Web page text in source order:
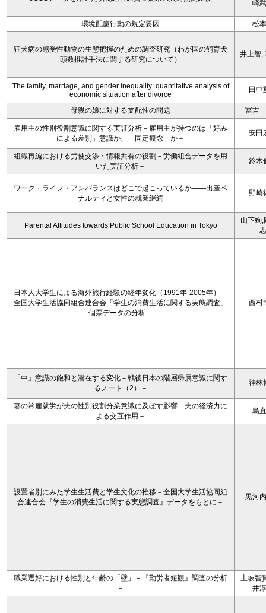
崎
環境配慮行動の規定要因 松
狂犬病の感受性動物の生態把握のための調査研究（わが国の飼育犬
頭数推計手法に関する研究について）
井上智,
The family, marriage, and gender inequality: quantitative analysis of
economic situation after divorce
田中
母親の娘に対する支配性の問題 冨吉
雇用主の性別役割意識に関する実証分析－雇用主が持つのは「好み
による差別」意識か、「固定観念」か－
安田
組織再編における労使交渉・情報共有の役割－労働組合データを用
いた実証分析－
鈴木
ワーク・ライフ・アンバランスはどこで起こっているか――出産ペ
ナルティと女性の就業継続
野崎
Parental Attitudes towards Public School Education in Tokyo
山下絢,
志
日本人大学生による海外旅行経験の経年変化（1991年-2005年）－
全国大学生活協同組合連合会「学生の消費生活に関する実態調査」
個票データの分析－
西村
「中」意識の飽和と潜在する変化－戦後日本の階層帰属意識に関す
るノート（2）－
神林
妻の常雇就労が夫の性別役割分業意識に及ぼす影響－夫の経済力に
よる交互作用－
島
設置者別にみた学生生活費と学生文化の推移－全国大学生活協同組
合連合会『学生の消費生活に関する実態調査』データをもとに－
黒河
職業選好における性別と年齢の「壁」－『勤労者短観』調査の分析
－
土岐智
井